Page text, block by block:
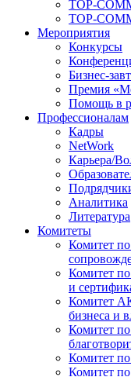
TOP-
TOP-
Мероприятия
Конкурсы
Бизнес-
Премия
Помощь в
Профессионалам
Кадры
NetWork
Карьера/
Аналитика
Литература
Комитеты
Комитет
Комитет
и
Комитет
бизнеса и
Комитет
Комитет
Комитет